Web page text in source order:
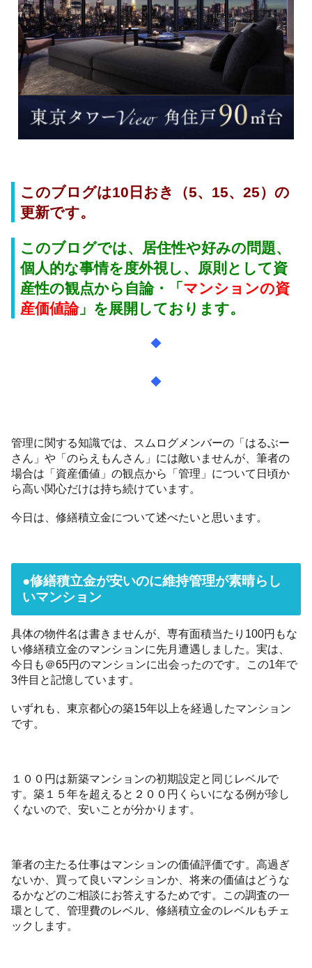
このブログは10日おき（5、15、25）の
更新です。
このブログでは、居住性や好みの問題、
個人的な事情を度外視し、原則として資
産性の観点から自論・「 マンションの資
産価値論」 を展開しております。
◆
◆
管理に関する知識では、スムログメンバーの「はるぶー
さん」や「のらえもんさん」には敵いませんが、筆者の
場合は「資産価値」の観点から「管理」について日頃か
ら高い関心だけは持ち続けています。
今日は、修繕積立金について述べたいと思います。
●修繕積立金が安いのに維持管理が素晴らし
いマンション
具体の物件名は書きませんが、専有面積当たり100円もな
い修繕積立金のマンションに先月遭遇しました。実は、
今日も＠65円のマンションに出会ったのです。この1年で
3件目と記憶しています。
いずれも、東京都心の築15年以上を経過したマンション
です。
１００円は新築マンションの初期設定と同じレベルで
す。築１５年を超えると２００円くらいになる例が珍し
くないので、安いことが分かります。
筆者の主たる仕事はマンションの価値評価です。高過ぎ
ないか、買って良いマンションか、将来の価値はどうな
るかなどのご相談にお答えするためです。この調査の一
環として、管理費のレベル、修繕積立金のレベルもチェ
ックします。